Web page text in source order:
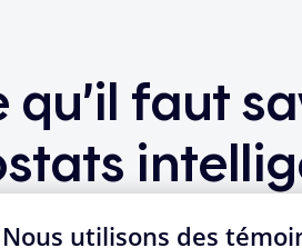
qu’il faut
utilisons des